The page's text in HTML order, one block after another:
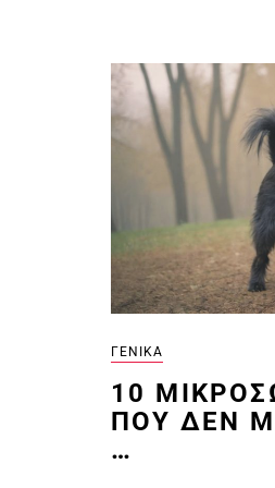
ΓΕΝΙΚΆ
10
ΠΟΥ ΔΕΝ
…